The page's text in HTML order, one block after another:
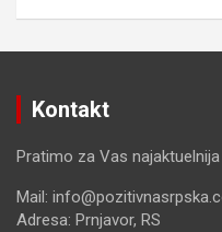
Kontakt
Pratimo za Vas
Mail:
Adresa: Prnjavor, RS